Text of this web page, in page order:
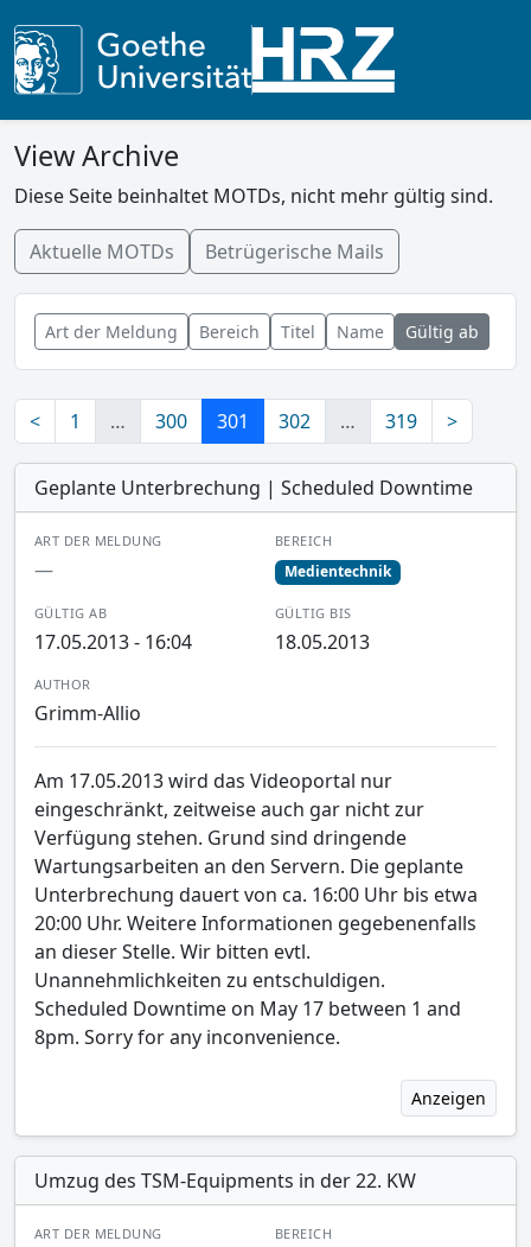
View Archive
Diese Seite beinhaltet MOTDs, nicht mehr gültig sind.
Aktuelle MOTDs Betrügerische Mails
Art der Meldung Bereich Titel Name Gültig ab
< 1 … 300 301 302 … 319 >
Geplante Unterbrechung | Scheduled Downtime
ART DER MELDUNG
—
BEREICH
Medientechnik
GÜLTIG AB
17.05.2013 - 16:04
GÜLTIG BIS
18.05.2013
AUTHOR
Grimm-Allio
Am 17.05.2013 wird das Videoportal nur
eingeschränkt, zeitweise auch gar nicht zur
Verfügung stehen. Grund sind dringende
Wartungsarbeiten an den Servern. Die geplante
Unterbrechung dauert von ca. 16:00 Uhr bis etwa
20:00 Uhr. Weitere Informationen gegebenenfalls
an dieser Stelle. Wir bitten evtl.
Unannehmlichkeiten zu entschuldigen.
Scheduled Downtime on May 17 between 1 and
8pm. Sorry for any inconvenience.
Anzeigen
Umzug des TSM-Equipments in der 22. KW
ART DER MELDUNG BEREICH